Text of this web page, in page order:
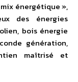
énergétique »,
des énergies
bois énergie
génération,
maîtrisé et